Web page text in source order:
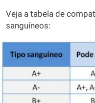
Veja a tabela de
sanguíneos: